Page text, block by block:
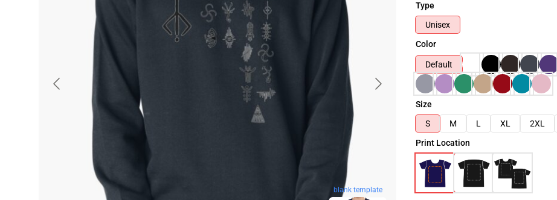
blank template
Type
Unisex
Color
Default
Size
S
M L XL 2XL
Print Location